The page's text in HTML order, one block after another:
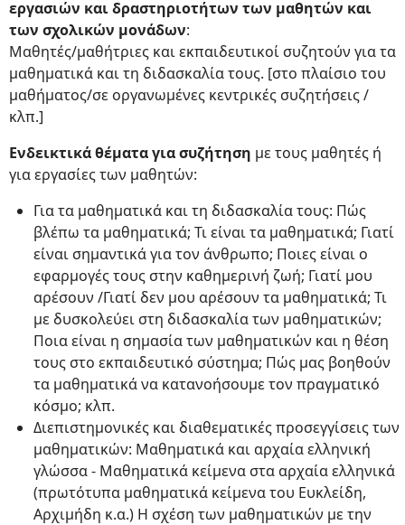
εργασιών και δραστηριοτήτων των μαθητών και
των σχολικών μονάδων:
Μαθητές/μαθήτριες και εκπαιδευτικοί συζητούν για τα
μαθηματικά και τη διδασκαλία τους. [στο πλαίσιο του
μαθήματος/σε οργανωμένες κεντρικές συζητήσεις /
κλπ.]
Ενδεικτικά θέματα για συζήτηση με τους μαθητές ή
για εργασίες των μαθητών:
Για τα μαθηματικά και τη διδασκαλία τους: Πώς
βλέπω τα μαθηματικά; Τι είναι τα μαθηματικά; Γιατί
είναι σημαντικά για τον άνθρωπο; Ποιες είναι ο
εφαρμογές τους στην καθημερινή ζωή; Γιατί μου
αρέσουν /Γιατί δεν μου αρέσουν τα μαθηματικά; Τι
με δυσκολεύει στη διδασκαλία των μαθηματικών;
Ποια είναι η σημασία των μαθηματικών και η θέση
τους στο εκπαιδευτικό σύστημα; Πώς μας βοηθούν
τα μαθηματικά να κατανοήσουμε τον πραγματικό
κόσμο; κλπ.
Διεπιστημονικές και διαθεματικές προσεγγίσεις των
μαθηματικών: Μαθηματικά και αρχαία ελληνική
γλώσσα - Μαθηματικά κείμενα στα αρχαία ελληνικά
(πρωτότυπα μαθηματικά κείμενα του Ευκλείδη,
Αρχιμήδη κ.α.) Η σχέση των μαθηματικών με την